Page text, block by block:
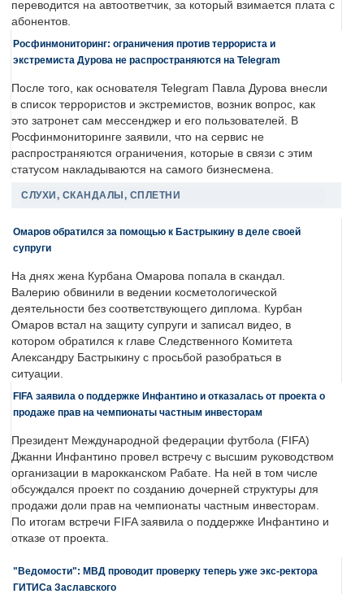
переводится на автоответчик, за который взимается плата с
абонентов.
Росфинмониторинг: ограничения против террориста и
экстремиста Дурова не распространяются на Telegram
После того, как основателя Telegram Павла Дурова внесли
в список террористов и экстремистов, возник вопрос, как
это затронет сам мессенджер и его пользователей. В
Росфинмониторинге заявили, что на сервис не
распространяются ограничения, которые в связи с этим
статусом накладываются на самого бизнесмена.
СЛУХИ, СКАНДАЛЫ, СПЛЕТНИ
Омаров обратился за помощью к Бастрыкину в деле своей
супруги
На днях жена Курбана Омарова попала в скандал.
Валерию обвинили в ведении косметологической
деятельности без соответствующего диплома. Курбан
Омаров встал на защиту супруги и записал видео, в
котором обратился к главе Следственного Комитета
Александру Бастрыкину с просьбой разобраться в
ситуации.
FIFA заявила о поддержке Инфантино и отказалась от проекта о
продаже прав на чемпионаты частным инвесторам
Президент Международной федерации футбола (FIFA)
Джанни Инфантино провел встречу с высшим руководством
организации в марокканском Рабате. На ней в том числе
обсуждался проект по созданию дочерней структуры для
продажи доли прав на чемпионаты частным инвесторам.
По итогам встречи FIFA заявила о поддержке Инфантино и
отказе от проекта.
"Ведомости": МВД проводит проверку теперь уже экс-ректора
ГИТИСа Заславского